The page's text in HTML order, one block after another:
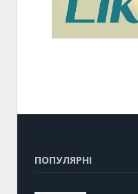
ПОПУЛЯРНІ